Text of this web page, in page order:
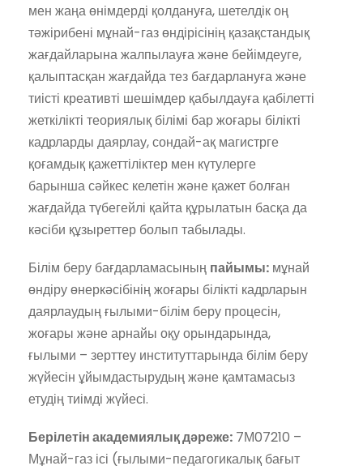
мен жаңа өнімдерді қолдануға, шетелдік оң
тәжірибені мұнай-газ өндірісінің қазақстандық
жағдайларына жалпылауға және бейімдеуге,
қалыптасқан жағдайда тез бағдарлануға және
тиісті креативті шешімдер қабылдауға қабілетті
жеткілікті теориялық білімі бар жоғары білікті
кадрларды даярлау, сондай-ақ магистрге
қоғамдық қажеттіліктер мен күтулерге
барынша сәйкес келетін және қажет болған
жағдайда түбегейлі қайта құрылатын басқа да
кәсіби құзыреттер болып табылады.
Білім беру бағдарламасының пайымы: мұнай
өндіру өнеркәсібінің жоғары білікті кадрларын
даярлаудың ғылыми-білім беру процесін,
жоғары және арнайы оқу орындарында,
ғылыми – зерттеу институттарында білім беру
жүйесін ұйымдастырудың және қамтамасыз
етудің тиімді жүйесі.
Берілетін академиялық дәреже: 7М07210 –
Мұнай-газ ісі (ғылыми-педагогикалық бағыт